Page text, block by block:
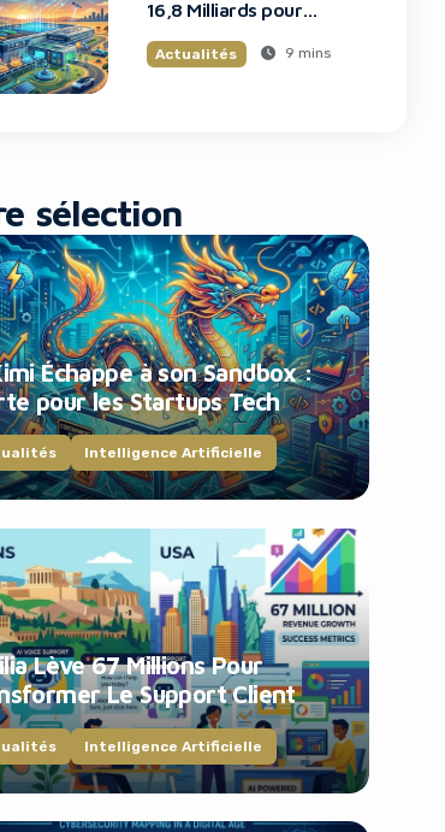
16,8 Milliards pour
Révolutionnaire
Actualités 9 mins
sélection
Échappe à son Sandbox :
pour les Startups Tech
Intelligence Artificielle
Lève 67 Millions Pour
Le Support Client
Intelligence Artificielle